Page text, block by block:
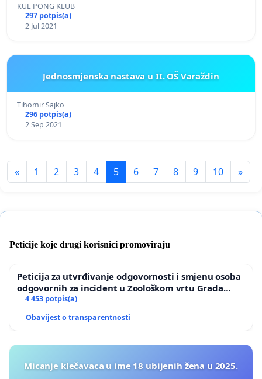
KUL PONG KLUB
297 potpis(a)
2 Jul 2021
Jednosmjenska nastava u II. OŠ Varaždin
Tihomir Sajko
296 potpis(a)
2 Sep 2021
« 1 2 3 4 5 6 7 8 9 10 »
Peticije koje drugi korisnici promoviraju
Peticija za utvrđivanje odgovornosti i smjenu osoba
odgovornih za incident u Zoološkom vrtu Grada
Zagreba
4 453 potpis(a)
Obavijest o transparentnosti
Micanje klečavaca u ime 18 ubijenih žena u 2025.